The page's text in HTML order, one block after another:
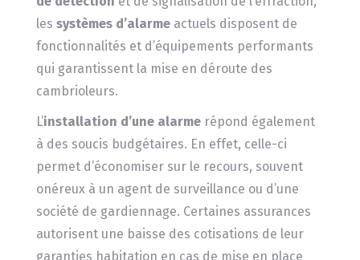
les systèmes d’alarmeactuels disposent de
fonctionnalités et d’équipements performants
qui garantissent la mise en déroute des
cambrioleurs.
L’installation d’une alarmerépond également
à des soucis budgétaires. En effet, celle-ci
permet d’économiser sur le recours, souvent
onéreux à un agent de surveillance ou d’une
société de gardiennage. Certaines assurances
autorisent une baisse des cotisations de leur
garanties habitation en cas de mise en place